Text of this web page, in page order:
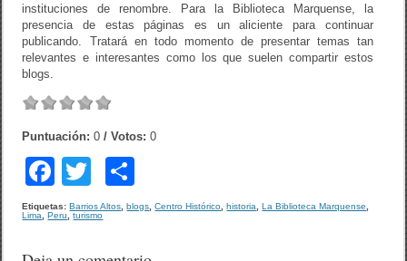
instituciones de renombre. Para la Biblioteca Marquense, la
presencia de estas páginas es un aliciente para continuar
publicando. Tratará en todo momento de presentar temas tan
relevantes e interesantes como los que suelen compartir estos
blogs.
Puntuación:0 / Votos:0
F
a
c
T
wi
tt
o
Etiquetas:Barrios Altos ,blogs ,Centro Histórico ,historia ,La Biblioteca Marquense
Lima
,Peru ,turismo